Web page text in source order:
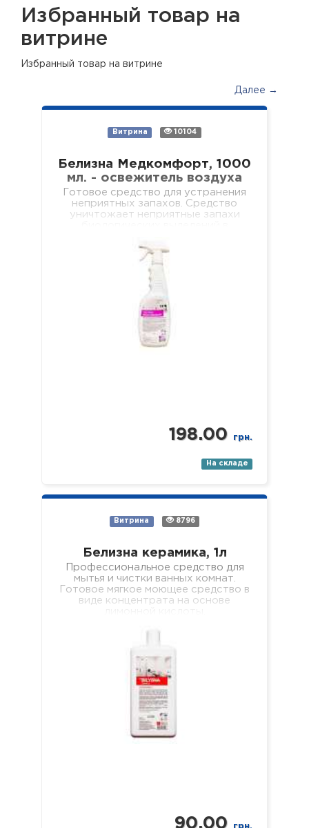
Избранный товар на
витрине
Избранный товар на витрине
Далее →
Витрина 10104
Белизна Медкомфорт, 1000
мл. - освежитель воздуха
Готовое средство для устранения
неприятных запахов. Средство
уничтожает неприятные запахи
разного профиля, учебных и
дошкольных учреждениях, в местах
общественного и…
198.00 грн.
На складе
Витрина 8796
Белизна керамика, 1л
Профессиональное средство для
мытья и чистки ванных комнат.
Готовое мягкое моющее средство в
виде концентрата на основе
поверхностей с керамическим…
90.00